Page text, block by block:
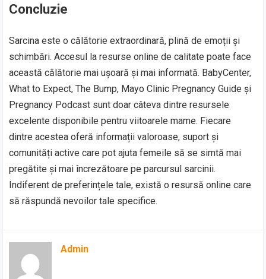
Concluzie
Sarcina este o călătorie extraordinară, plină de emoții și
schimbări. Accesul la resurse online de calitate poate face
această călătorie mai ușoară și mai informată. BabyCenter,
What to Expect, The Bump, Mayo Clinic Pregnancy Guide și
Pregnancy Podcast sunt doar câteva dintre resursele
excelente disponibile pentru viitoarele mame. Fiecare
dintre acestea oferă informații valoroase, suport și
comunități active care pot ajuta femeile să se simtă mai
pregătite și mai încrezătoare pe parcursul sarcinii.
Indiferent de preferințele tale, există o resursă online care
să răspundă nevoilor tale specifice.
Admin